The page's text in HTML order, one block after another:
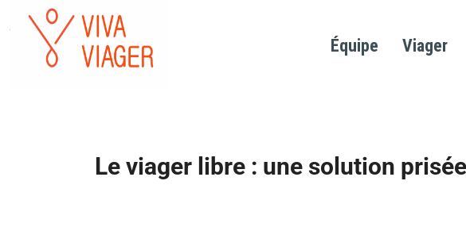
Équipe Viager
Le viager libre : une solution prisée